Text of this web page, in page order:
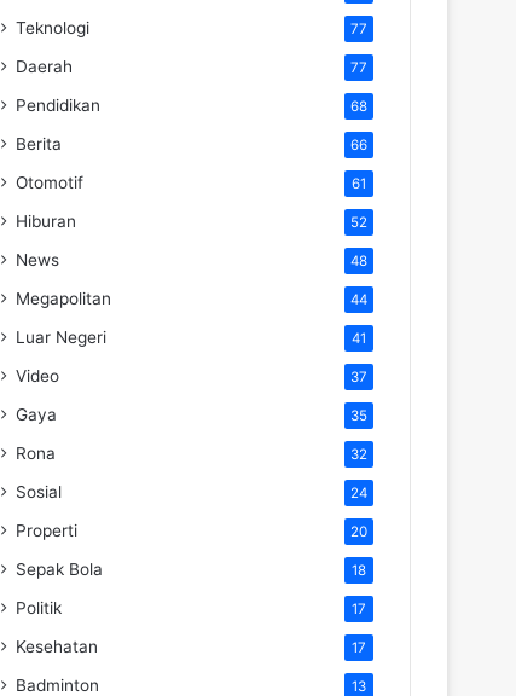
Teknologi 77
Daerah 77
Pendidikan 68
Berita 66
Otomotif 61
Hiburan 52
News 48
Megapolitan 44
Luar Negeri 41
Video 37
Gaya 35
Rona 32
Sosial 24
Properti 20
Sepak Bola 18
Politik 17
Kesehatan 17
Badminton 13